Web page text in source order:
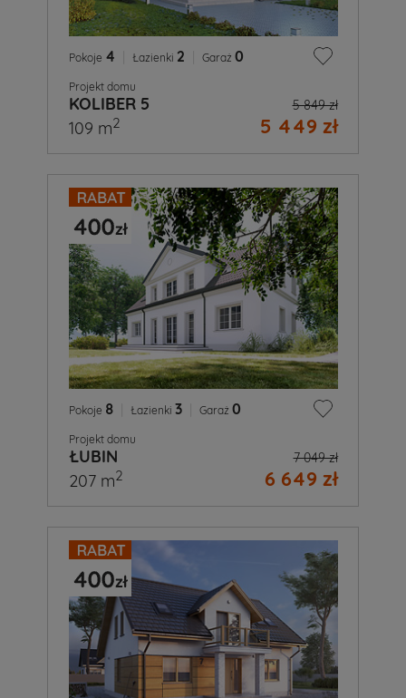
Pokoje 4 Łazienki 2 Garaż 0
Projekt domu
KOLIBER 5 5 849 zł
5 449 zł
109 m2
Pokoje 8 Łazienki 3 Garaż 0
Projekt domu
ŁUBIN 7 049 zł
6 649 zł
207 m2